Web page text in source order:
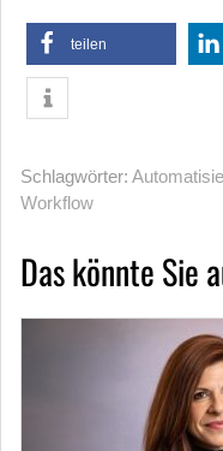
teilen
Schlagwörter:
Workflow
Das könnte Sie